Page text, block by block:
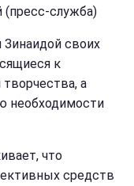
служба)
Зинаидой своих
к
а
необходимости
что
средств